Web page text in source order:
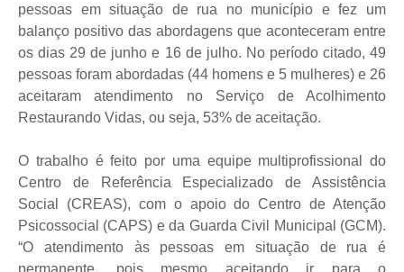
pessoas em situação de rua no município e fez um
balanço positivo das abordagens que aconteceram entre
os dias 29 de junho e 16 de julho. No período citado, 49
pessoas foram abordadas (44 homens e 5 mulheres) e 26
aceitaram atendimento no Serviço de Acolhimento
Restaurando Vidas, ou seja, 53% de aceitação.
O trabalho é feito por uma equipe multiprofissional do
Centro de Referência Especializado de Assistência
Social (CREAS), com o apoio do Centro de Atenção
Psicossocial (CAPS) e da Guarda Civil Municipal (GCM).
“O atendimento às pessoas em situação de rua é
permanente, pois mesmo aceitando ir para o